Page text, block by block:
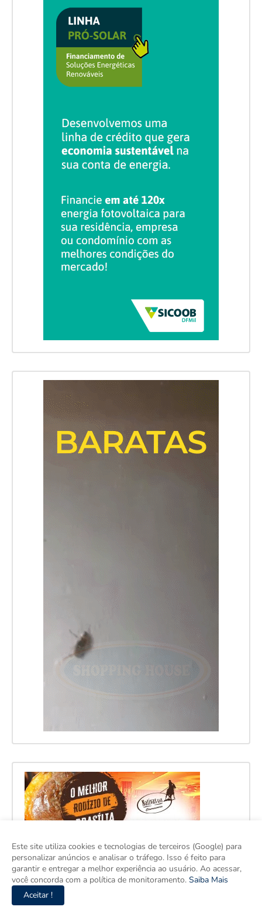
Este site utiliza cookies e tecnologias de terceiros (Google) para
personalizar anúncios e analisar o tráfego. Isso é feito para
garantir e entregar a melhor experiência ao usuário. Ao acessar,
você concorda com a política de monitoramento. Saiba Mais
Aceitar !